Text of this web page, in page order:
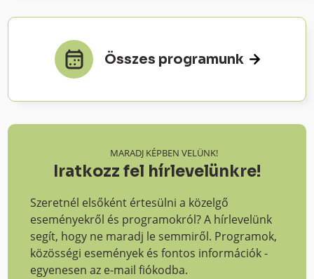
Összes programunk
MARADJ KÉPBEN VELÜNK!
Iratkozz fel hírlevelünkre!
Szeretnél elsőként értesülni a közelgő
eseményekről és programokról? A hírlevelünk
segít, hogy ne maradj le semmiről. Programok,
közösségi események és fontos információk -
egyenesen az e-mail fiókodba.